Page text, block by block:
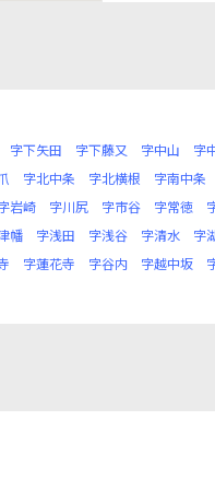
字下矢田 字下藤又 字中山
字
字北中条 字北横根
字南中条
岩崎 字川尻 字市谷 字常徳
幡 字浅田 字浅谷 字清水
字
字蓮花寺 字谷内 字越中坂